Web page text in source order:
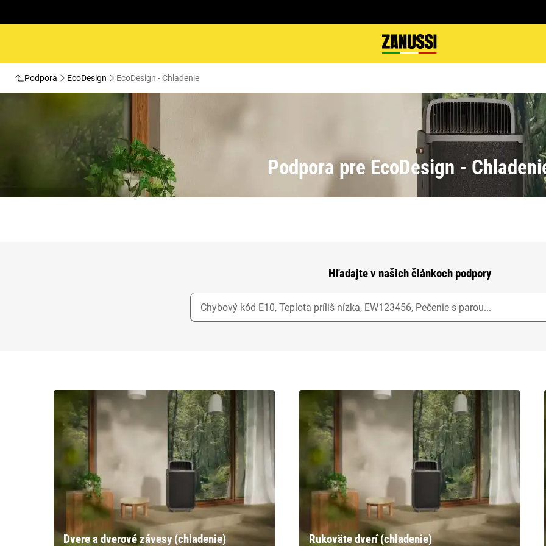
Podpora EcoDesign EcoDesign - Chladenie
Podpora pre EcoDesign -
Hľadajte v našich článkoch podpory
Dvere a dverové závesy (chladenie) Rukoväte dverí (chladenie)